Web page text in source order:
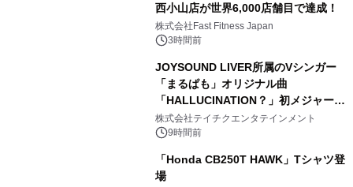
西小山店が世界6,000店舗目で達成！
株式会社Fast Fitness Japan
3時間前
JOYSOUND LIVER所属のVシンガー
「まるぱも」オリジナル曲
「HALLUCINATION？」初メジャー配
信リリース決定！
株式会社テイチクエンタテインメント
9時間前
「Honda CB250T HAWK」Tシャツ登
場